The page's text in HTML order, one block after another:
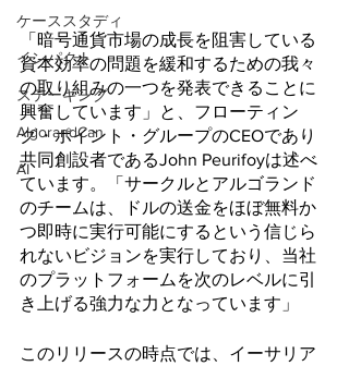
ケーススタディ
インパクト
ステーキング
AlgorandCan
AI
「暗号通貨市場の成長を阻害している
資本効率の問題を緩和するための我々
の取り組みの一つを発表できることに
興奮しています」と、フローティン
グ・ポイント・グループのCEOであり
共同創設者であるJohn Peurifoyは述べ
ています。「サークルとアルゴランド
のチームは、ドルの送金をほぼ無料か
つ即時に実行可能にするという信じら
れないビジョンを実行しており、当社
のプラットフォームを次のレベルに引
き上げる強力な力となっています」
このリリースの時点では、イーサリア